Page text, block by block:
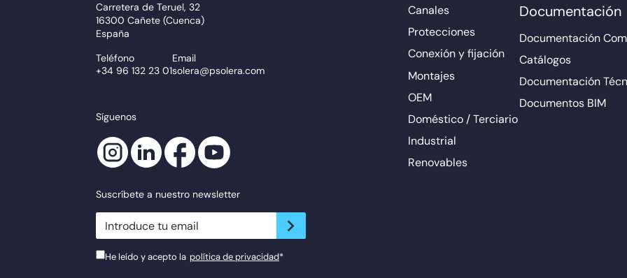
Carretera de Teruel, 32
16300 Cañete (Cuenca)
España
Teléfono
+34 96 132 23 01
Email
solera@psolera.com
Síguenos
Suscríbete a nuestro newsletter
newsletter.suscribe
He leído y acepto la política de privacidad*
Canales
Protecciones
Conexión y fijación
Montajes
OEM
Doméstico / Terciario
Industrial
Renovables
Documentación
Documentación
Catálogos
Documentación
Documentos BIM